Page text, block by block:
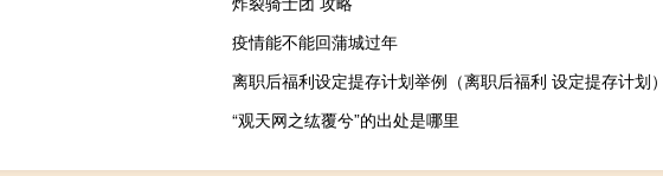
疫情能不能回蒲城过年
离职后福利设定提存计划举例（离职后福利 设定提存计划）
“观天网之纮覆兮”的出处是哪里